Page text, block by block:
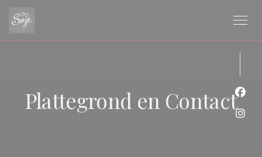
Plattegrond en Contact